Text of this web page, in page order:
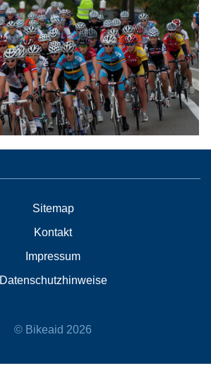
Sitemap
Kontakt
Impressum
Datenschutzhinweise
© Bikeaid 2026